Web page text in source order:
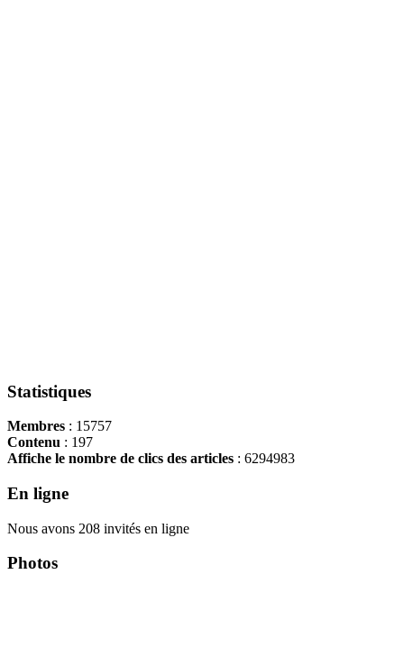
Statistiques
Membres : 15757
Contenu : 197
Affiche le nombre de clics des articles : 6294983
En ligne
Nous avons 208 invités en ligne
Photos